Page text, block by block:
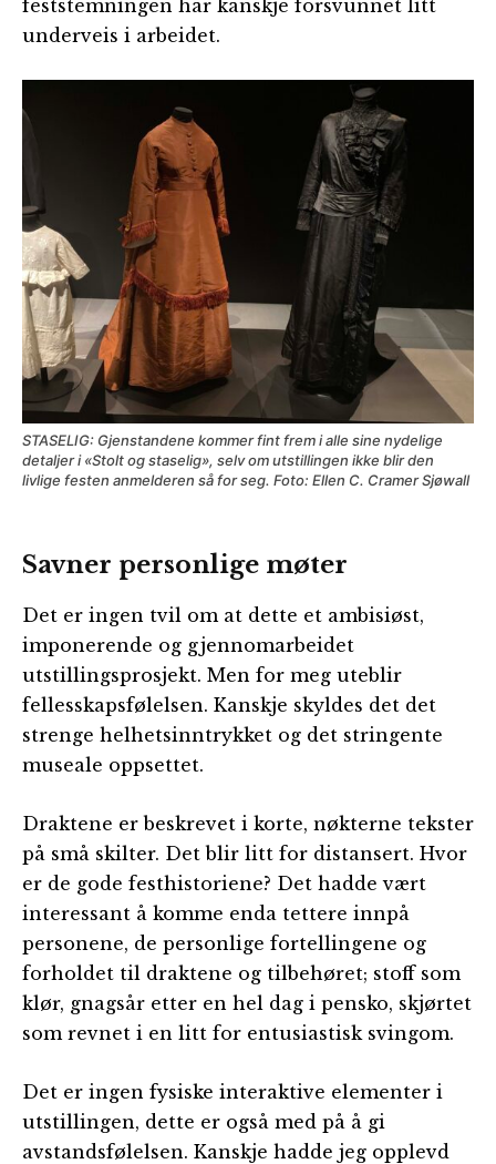
feststemningen har kanskje forsvunnet litt
underveis i arbeidet.
STASELIG: Gjenstandene kommer fint frem i alle sine nydelige
detaljer i «Stolt og staselig», selv om utstillingen ikke blir den
livlige festen anmelderen så for seg. Foto: Ellen C. Cramer Sjøwall
Savner personlige møter
Det er ingen tvil om at dette et ambisiøst,
imponerende og gjennomarbeidet
utstillingsprosjekt. Men for meg uteblir
fellesskapsfølelsen. Kanskje skyldes det det
strenge helhetsinntrykket og det stringente
museale oppsettet.
Draktene er beskrevet i korte, nøkterne tekster
på små skilter. Det blir litt for distansert. Hvor
er de gode festhistoriene? Det hadde vært
interessant å komme enda tettere innpå
personene, de personlige fortellingene og
forholdet til draktene og tilbehøret; stoff som
klør, gnagsår etter en hel dag i pensko, skjørtet
som revnet i en litt for entusiastisk svingom.
Det er ingen fysiske interaktive elementer i
utstillingen, dette er også med på å gi
avstandsfølelsen. Kanskje hadde jeg opplevd